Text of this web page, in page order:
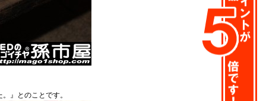
』とのことです。